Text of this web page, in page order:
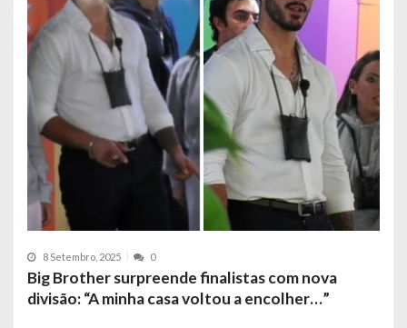
8 Setembro, 2025 0
Big Brother surpreende finalistas com nova
divisão: “A minha casa voltou a encolher…”